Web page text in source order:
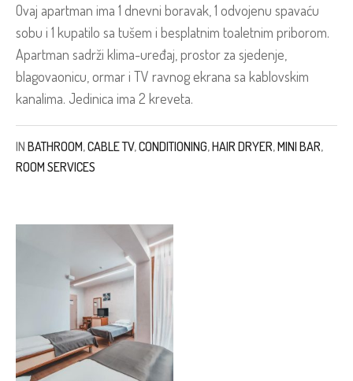
Ovaj apartman ima 1 dnevni boravak, 1 odvojenu spavaću
sobu i 1 kupatilo sa tušem i besplatnim toaletnim priborom.
Apartman sadrži klima-uređaj, prostor za sjedenje,
blagovaonicu, ormar i TV ravnog ekrana sa kablovskim
kanalima. Jedinica ima 2 kreveta.
IN BATHROOM,CABLE TV,CONDITIONING,HAIR DRYER,MINI BAR,
ROOM SERVICES